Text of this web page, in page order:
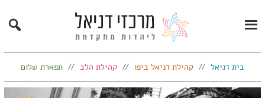
Primary
Menu
Search
בית דניאל קהילת דניאל ביפו קהילת הלב תפארת שלום